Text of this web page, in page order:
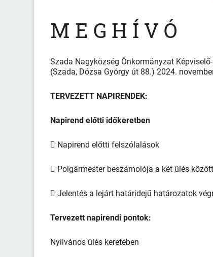
M E G H Í V Ó
Szada Nagyközség Önkormányzat
(Szada, Dózsa György út 88.) 2024.
TERVEZETT NAPIRENDEK:
Napirend előtti időkeretben
 Napirend előtti felszólalások
 Polgármester beszámolója a két ülés
 Jelentés a lejárt határidejű határozatok
Tervezett napirendi pontok:
Nyilvános ülés keretében